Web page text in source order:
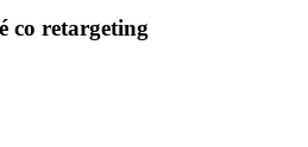
co retargeting